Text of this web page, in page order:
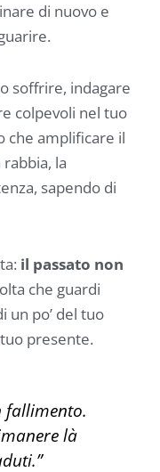
di nuovo e
soffrire, indagare
colpevoli nel tuo
che amplificare il
la
sapendo di
il passato non
che guardi
un po’ del tuo
presente.
fallimento.
là